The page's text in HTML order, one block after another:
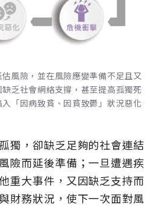
風險，並在風險應變準備不足且又
乏社會網絡支撐，甚至提高孤獨死
「因病致貧、因貧致鬱」狀況惡化
獨，卻缺乏足夠的社會連結
險而延後準備；一旦遭遇疾
重大事件，又因缺乏支持而
財務狀況，使下一次面對風